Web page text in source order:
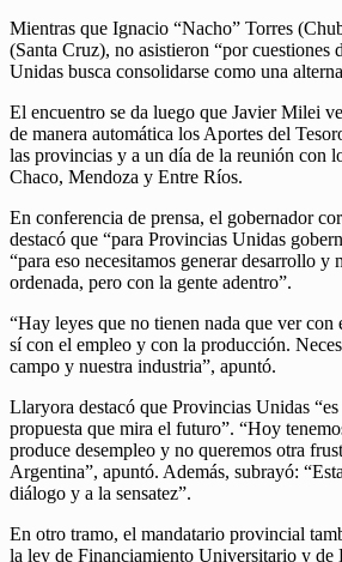
Mientras que Ignacio “Nacho” Torres
(Santa Cruz), no asistieron “por cuestiones
Unidas busca consolidarse como una
El encuentro se da luego que Javier Milei
de manera automática los Aportes del
las provincias y a un día de la reunión con
Chaco, Mendoza y Entre Ríos.
En conferencia de prensa, el gobernador
destacó que “para Provincias Unidas
“para eso necesitamos generar desarrollo y
ordenada, pero con la gente adentro”.
“Hay leyes que no tienen nada que ver
sí con el empleo y con la producción.
campo y nuestra industria”, apuntó.
Llaryora destacó que Provincias Unidas
propuesta que mira el futuro”. “Hoy
produce desempleo y no queremos otra
Argentina”, apuntó. Además, subrayó:
diálogo y a la sensatez”.
En otro tramo, el mandatario provincial
la ley de Financiamiento Universitario y de